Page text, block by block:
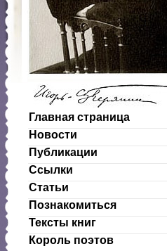
Главная страница
Новости
Публикации
Ссылки
Статьи
Познакомиться
Тексты книг
Король поэтов